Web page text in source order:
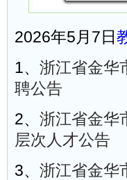
2026年5月7日
1、 浙江省金华
聘公告
2、 浙江省金华
层次人才公告
3、 浙江省金华